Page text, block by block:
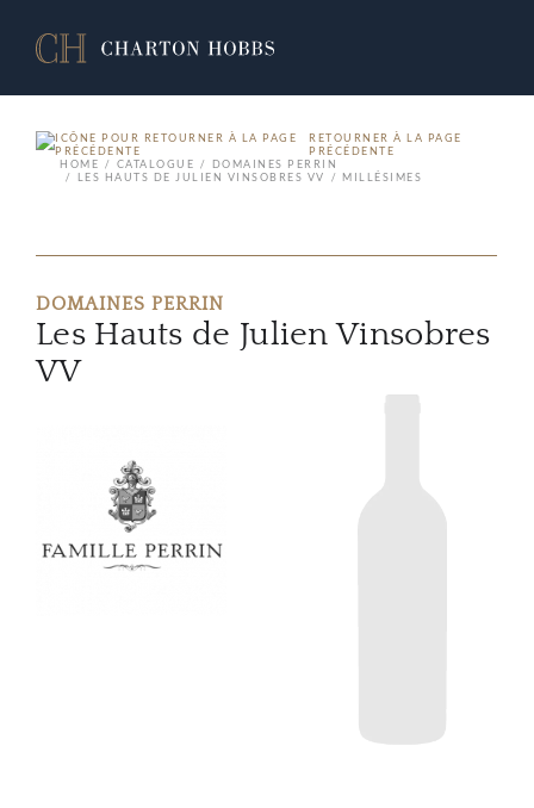
RETOURNER À LA PAGE
PRÉCÉDENTE
HOME
CATALOGUE
DOMAINES PERRIN
LES HAUTS DE JULIEN VINSOBRES VV
MILLÉSIMES
DOMAINES PERRIN
Les Hauts de Julien Vinsobres
VV